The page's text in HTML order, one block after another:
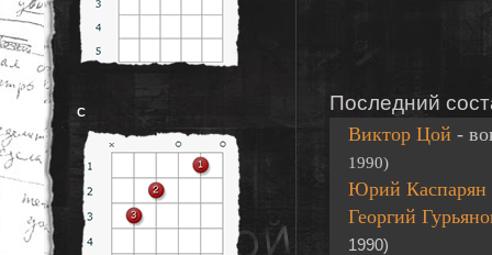
Последний
Виктор Цой -
1990)
Юрий Каспарян
Георгий
1990)
C